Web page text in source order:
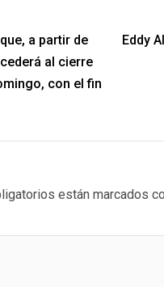
a partir de
al cierre
con el fin
Eddy
están marcados